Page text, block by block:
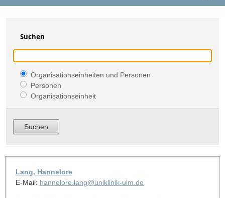
Suchen
Organisationseinheiten und Personen
Personen
Organisationseinheit
Lang, Hannelore
E-Mail: hannelore.lang@uniklinik-ulm.de